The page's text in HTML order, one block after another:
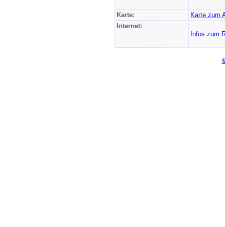
Karte:
Karte zum
Internet:
Infos zum